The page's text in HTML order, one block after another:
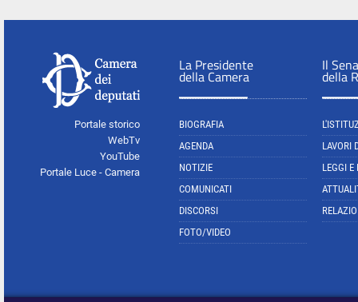
Portale storico
WebTv
YouTube
Portale Luce - Camera
La Presidente
della Camera
BIOGRAFIA
AGENDA
NOTIZIE
COMUNICATI
DISCORSI
FOTO/VIDEO
Il
della
LAVORI
LEGGI E